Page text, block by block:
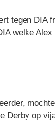
tegen DIA
welke Alex
Derby op